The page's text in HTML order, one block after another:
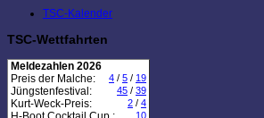
TSC-Kalender
TSC-Wettfahrten
Meldezahlen 2026
Preis der Malche:
4 / 5 / 19
Jüngstenfestival: 45 / 39
Kurt-Weck-Preis: 2 / 4
10